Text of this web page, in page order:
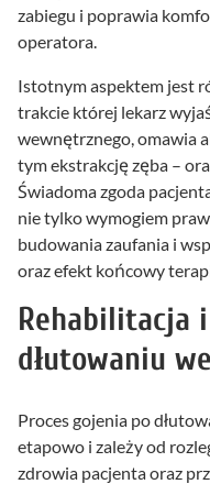
zabiegu i poprawia
operatora.
Istotnym aspektem jest
trakcie której lekarz
wewnętrznego, omawia
tym ekstrakcję zęba –
Świadoma zgoda
nie tylko wymogiem
budowania zaufania i
oraz efekt końcowy
Rehabilitacja
dłutowaniu
Proces gojenia po
etapowo i zależy od
zdrowia pacjenta oraz